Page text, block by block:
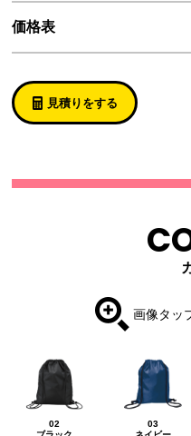
価格表
見積りをする
画像タッ
02
03